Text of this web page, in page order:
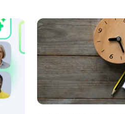
de solicitud dinámica
formularios con lógicas